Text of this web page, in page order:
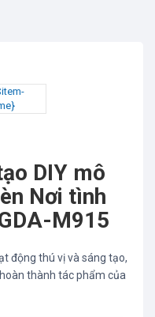
DIY mô
Nơi tình
M915
động thú vị và sáng tạo,
thành tác phẩm của